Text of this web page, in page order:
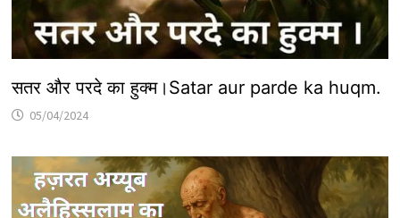
सतर और परदे का हुक्म।Satar aur parde ka huqm.
05/04/2024